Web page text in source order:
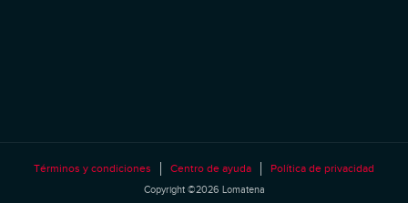
Términos y condiciones Centro de ayuda Política de privacidad
Copyright ©2026 Lomatena